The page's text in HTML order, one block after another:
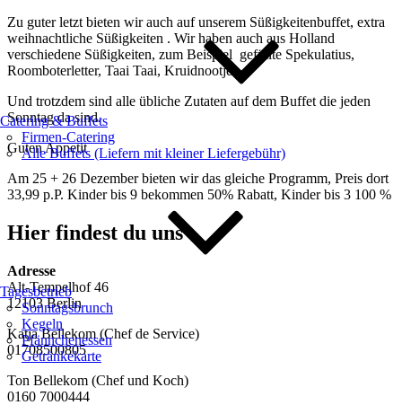
Catering & Buffets
Firmen-Catering
Alle Buffets (Liefern mit kleiner Liefergebühr)
Tagesbetrieb
Sonntagsbrunch
Kegeln
Pfännchenessen
Getränkekarte
Zu guter letzt bieten wir auch auf unserem Süßigkeitenbuffet, extra
weihnachtliche Süßigkeiten . Wir haben auch aus Holland
verschiedene Süßigkeiten, zum Beispiel gefüllte Spekulatius,
Roomboterletter, Taai Taai, Kruidnootjes.
Und trotzdem sind alle übliche Zutaten auf dem Buffet die jeden
Sonntag da sind.
Guten Appetit
Am 25 + 26 Dezember bieten wir das gleiche Programm, Preis dort
33,99 p.P. Kinder bis 9 bekommen 50% Rabatt, Kinder bis 3 100 %
Hier findest du uns
Adresse
Alt-Tempelhof 46
12103 Berlin
Katja Bellekom (Chef de Service)
01708500805
Ton Bellekom (Chef und Koch)
0160 7000444